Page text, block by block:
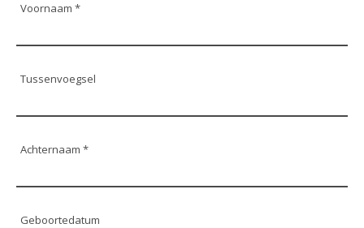
Voornaam *
Tussenvoegsel
Achternaam *
Geboortedatum